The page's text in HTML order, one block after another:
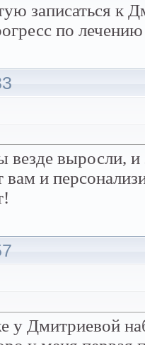
записаться к
по
везде
вам и
у Дмитриевой